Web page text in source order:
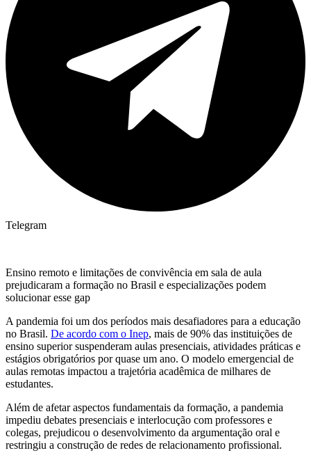
Telegram
Ensino remoto e limitações de convivência em sala de aula
prejudicaram a formação no Brasil e especializações podem
solucionar esse gap
A pandemia foi um dos períodos mais desafiadores para a educação
no Brasil. De acordo com o Inep, mais de 90% das instituições de
ensino superior suspenderam aulas presenciais, atividades práticas e
estágios obrigatórios por quase um ano. O modelo emergencial de
aulas remotas impactou a trajetória acadêmica de milhares de
estudantes.
Além de afetar aspectos fundamentais da formação, a pandemia
impediu debates presenciais e interlocução com professores e
colegas, prejudicou o desenvolvimento da argumentação oral e
restringiu a construção de redes de relacionamento profissional.